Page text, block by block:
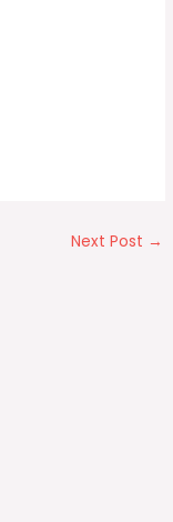
Next Post →